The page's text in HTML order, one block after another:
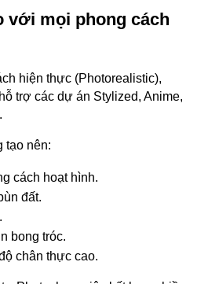
với mọi phong cách
hiện thực (Photorealistic),
trợ các dự án Stylized, Anime,
tạo nên:
cách hoạt hình.
đất.
bong tróc.
chân thực cao.